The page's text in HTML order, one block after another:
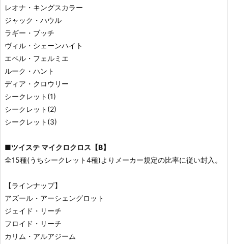
レオナ・キングスカラー
ジャック・ハウル
ラギー・ブッチ
ヴィル・シェーンハイト
エペル・フェルミエ
ルーク・ハント
ディア・クロウリー
シークレット(1)
シークレット(2)
シークレット(3)
■ツイステ マイクロクロス【B】
全15種(うちシークレット4種)よりメーカー規定の比率に従い封入。
【ラインナップ】
アズール・アーシェングロット
ジェイド・リーチ
フロイド・リーチ
カリム・アルアジーム